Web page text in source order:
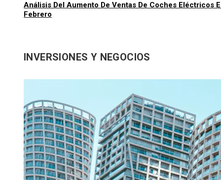
Análisis Del Aumento De Ventas De Coches Eléctricos
Febrero
INVERSIONES Y NEGOCIOS